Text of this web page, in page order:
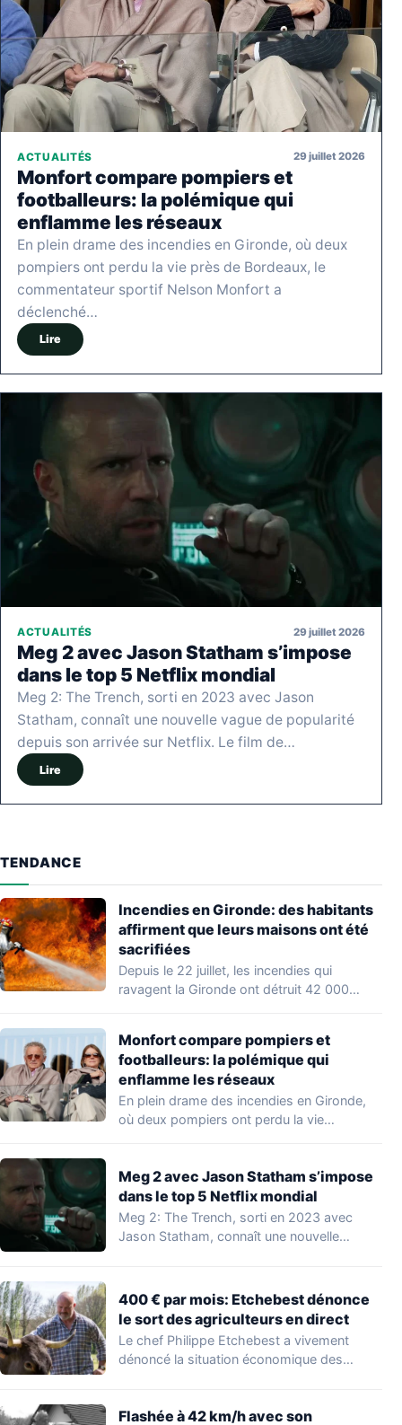
ACTUALITÉS 29 juillet 2026
Monfort compare pompiers et
footballeurs: la polémique qui
enflamme les réseaux
En plein drame des incendies en Gironde, où deux
pompiers ont perdu la vie près de Bordeaux, le
commentateur sportif Nelson Monfort a
déclenché…
Lire
ACTUALITÉS 29 juillet 2026
Meg 2 avec Jason Statham s’impose
dans le top 5 Netflix mondial
Meg 2: The Trench, sorti en 2023 avec Jason
Statham, connaît une nouvelle vague de popularité
depuis son arrivée sur Netflix. Le film de…
Lire
TENDANCE
Incendies en Gironde: des habitants
affirment que leurs maisons ont été
sacrifiées
Depuis le 22 juillet, les incendies qui
ravagent la Gironde ont détruit 42 000…
Monfort compare pompiers et
footballeurs: la polémique qui
enflamme les réseaux
En plein drame des incendies en Gironde,
où deux pompiers ont perdu la vie…
Meg 2 avec Jason Statham s’impose
dans le top 5 Netflix mondial
Meg 2: The Trench, sorti en 2023 avec
Jason Statham, connaît une nouvelle
400 € par mois: Etchebest dénonce
le sort des agriculteurs en direct
Le chef Philippe Etchebest a vivement
dénoncé la situation économique des
Flashée à 42 km/h avec son